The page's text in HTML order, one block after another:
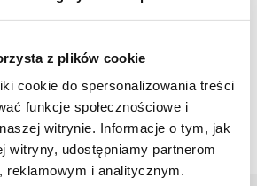
z plików cookie
cookie do spersonalizowania treści
funkcje społecznościowe i
witrynie. Informacje o tym, jak
witryny, udostępniamy partnerom
reklamowym i analitycznym.